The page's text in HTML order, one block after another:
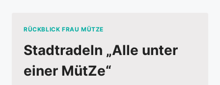
RÜCKBLICK FRAU MÜTZE
Stadtradeln „Alle unter
einer MütZe“